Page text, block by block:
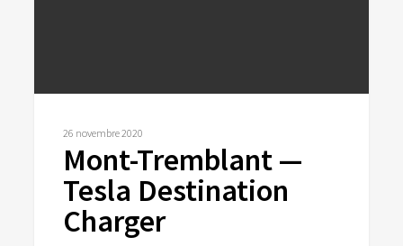
26 novembre 2020
Mont-Tremblant —
Tesla Destination
Charger